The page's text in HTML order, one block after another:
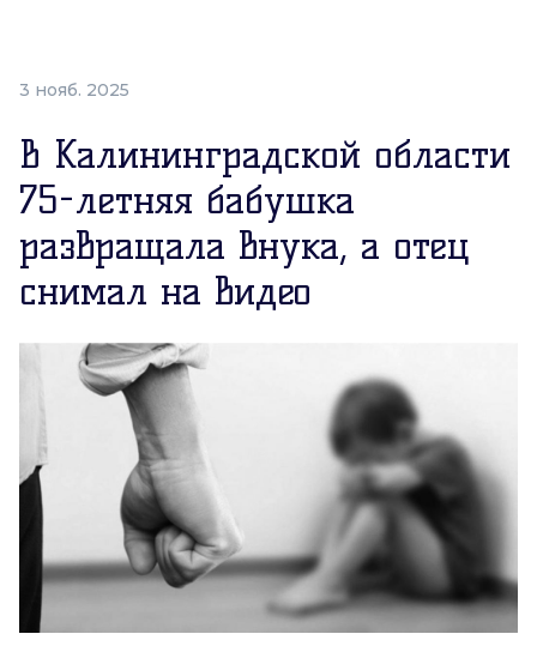
3 нояб. 2025
В Калининградской области
75-летняя бабушка
развращала внука, а отец
снимал на видео